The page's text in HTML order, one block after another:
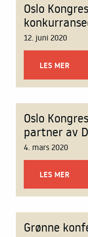
Oslo
12. juni 2020
LES MER
Oslo
partner av
4. mars 2020
LES MER
Grønne